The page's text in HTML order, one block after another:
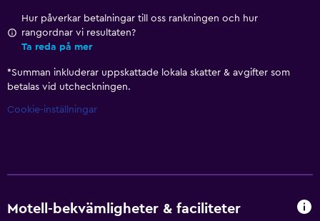
Hur påverkar betalningar till oss rankningen och hur
rangordnar vi resultaten?
Ta reda på mer
*Summan inkluderar uppskattade lokala skatter & avgifter som
betalas vid utcheckningen.
Cookie-inställningar
Motell-bekvämligheter & faciliteter